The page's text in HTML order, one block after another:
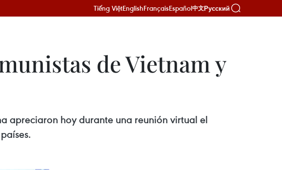
Tiếng ViệtEnglishFrançaisEspañol中文Русский
de Vietnam y
apreciaron hoy durante una reunión virtual el